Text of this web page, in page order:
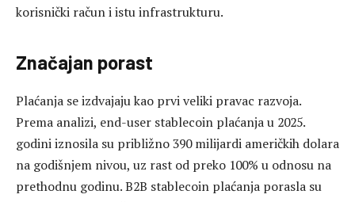
korisnički račun i istu infrastrukturu.
Značajan porast
Plaćanja se izdvajaju kao prvi veliki pravac razvoja.
Prema analizi, end-user stablecoin plaćanja u 2025.
godini iznosila su približno 390 milijardi američkih dolara
na godišnjem nivou, uz rast od preko 100% u odnosu na
prethodnu godinu. B2B stablecoin plaćanja porasla su